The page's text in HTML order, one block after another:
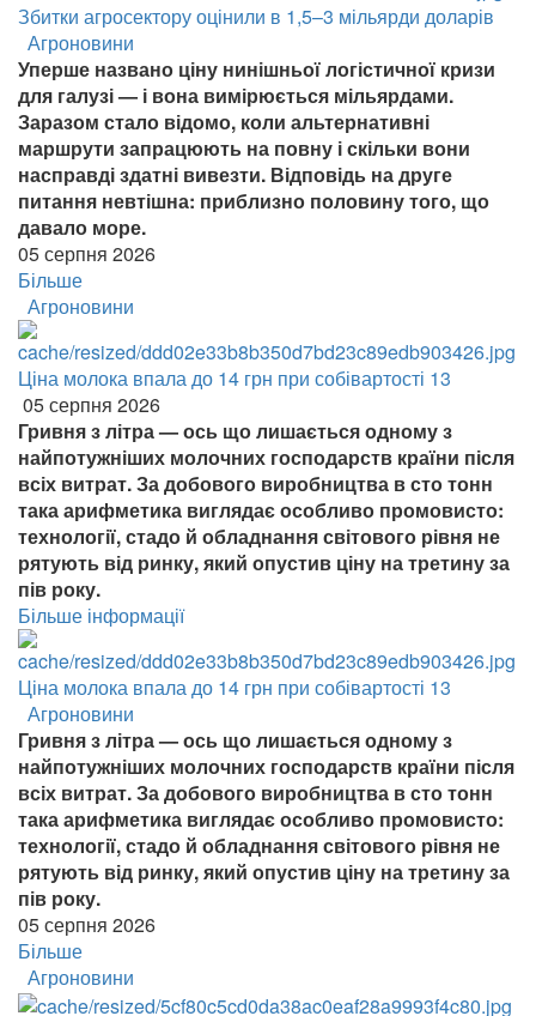
Збитки агросектору оцінили в 1,5–3 мільярди доларів
Агроновини
Уперше названо ціну нинішньої логістичної кризи
для галузі — і вона вимірюється мільярдами.
Заразом стало відомо, коли альтернативні
маршрути запрацюють на повну і скільки вони
насправді здатні вивезти. Відповідь на друге
питання невтішна: приблизно половину того, що
давало море.
05 серпня 2026
Більше
Агроновини
Ціна молока впала до 14 грн при собівартості 13
05 серпня 2026
Гривня з літра — ось що лишається одному з
найпотужніших молочних господарств країни після
всіх витрат. За добового виробництва в сто тонн
така арифметика виглядає особливо промовисто:
технології, стадо й обладнання світового рівня не
рятують від ринку, який опустив ціну на третину за
пів року.
Більше інформації
Ціна молока впала до 14 грн при собівартості 13
Агроновини
Гривня з літра — ось що лишається одному з
найпотужніших молочних господарств країни після
всіх витрат. За добового виробництва в сто тонн
така арифметика виглядає особливо промовисто:
технології, стадо й обладнання світового рівня не
рятують від ринку, який опустив ціну на третину за
пів року.
05 серпня 2026
Більше
Агроновини